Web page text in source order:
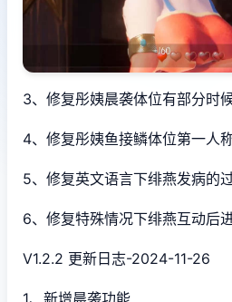
3、修复彤姨晨袭体位有部分时
4、修复彤姨鱼接鳞体位第一人
5、修复英文语言下绯燕发病的
6、修复特殊情况下绯燕互动后
V1.2.2 更新日志-2024-11-26